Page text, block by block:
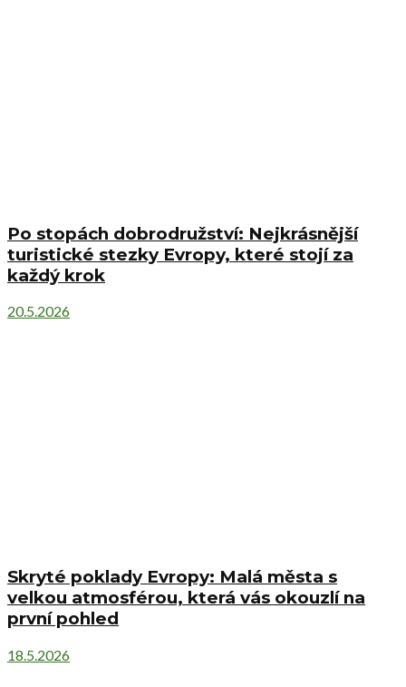
Po stopách dobrodružství: Nejkrásnější
turistické stezky Evropy, které stojí za
každý krok
20.5.2026
Skryté poklady Evropy: Malá města s
velkou atmosférou, která vás okouzlí na
první pohled
18.5.2026